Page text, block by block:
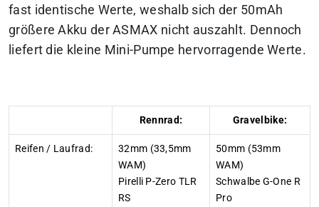
fast identische Werte, weshalb sich der 50mAh
größere Akku der ASMAX nicht auszahlt. Dennoch
liefert die kleine Mini-Pumpe hervorragende Werte.
Rennrad: Gravelbike:
Reifen / Laufrad:
32mm (33,5mm
WAM)
Pirelli P-Zero TLR
RS
50mm (53mm
WAM)
Schwalbe G-One R
Pro